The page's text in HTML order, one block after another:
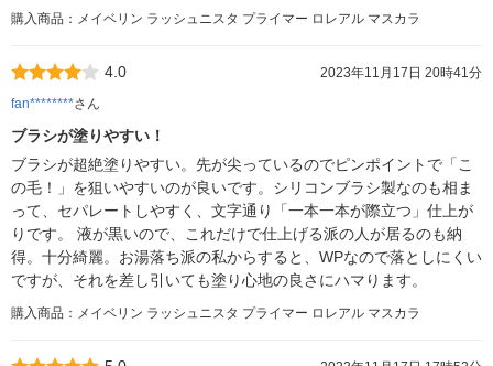
購入商品：メイベリン ラッシュニスタ プライマー ロレアル マスカラ
4.0
2023年11月17日 20時41分
fan********さん
ブラシが塗りやすい！
ブラシが超絶塗りやすい。先が尖っているのでピンポイントで「こ
の毛！」を狙いやすいのが良いです。シリコンブラシ製なのも相ま
って、セパレートしやすく、文字通り「一本一本が際立つ」仕上が
りです。 液が黒いので、これだけで仕上げる派の人が居るのも納
得。十分綺麗。お湯落ち派の私からすると、WPなので落としにくい
ですが、それを差し引いても塗り心地の良さにハマります。
購入商品：メイベリン ラッシュニスタ プライマー ロレアル マスカラ